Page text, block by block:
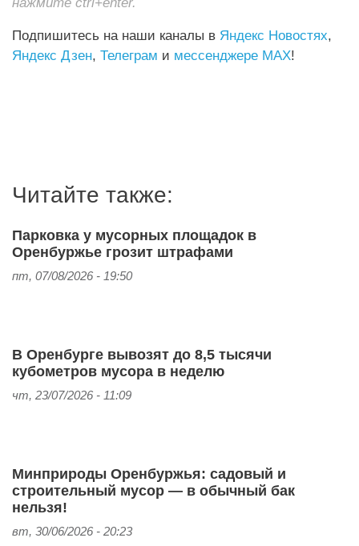
Подпишитесь на наши каналы в Яндекс Новостях,
Яндекс Дзен, Телеграм и мессенджере MAX!
Читайте также:
Парковка у мусорных площадок в
Оренбуржье грозит штрафами
пт, 07/08/2026 - 19:50
В Оренбурге вывозят до 8,5 тысячи
кубометров мусора в неделю
чт, 23/07/2026 - 11:09
Минприроды Оренбуржья: садовый и
строительный мусор — в обычный бак
нельзя!
вт, 30/06/2026 - 20:23